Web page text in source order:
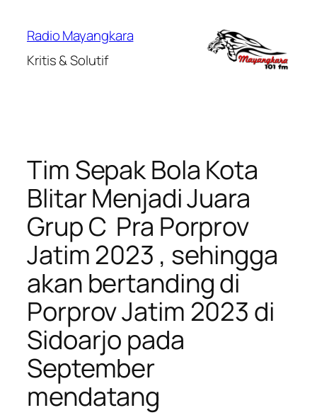
Radio Mayangkara
Kritis & Solutif
Tim Sepak Bola Kota
Blitar Menjadi Juara
Grup C Pra Porprov
Jatim 2023 , sehingga
akan bertanding di
Porprov Jatim 2023 di
Sidoarjo pada
September
mendatang